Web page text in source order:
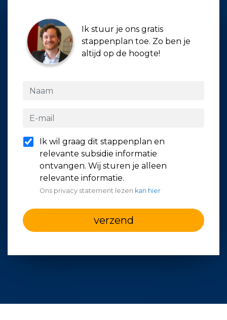
Ik stuur je ons gratis
stappenplan toe. Zo ben je
altijd op de hoogte!
Ik wil graag dit stappenplan en
relevante subsidie informatie
ontvangen. Wij sturen je alleen
relevante informatie.
Ons privacy statement lezen kan hier
verzend